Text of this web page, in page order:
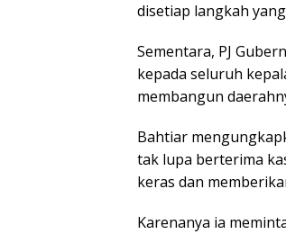
disetiap langkah
Sementara, PJ
kepada seluruh
membangun
Bahtiar
tak lupa berterima
keras dan
Karenanya ia